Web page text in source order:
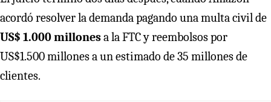
acordó resolver la demanda pagando una multa civil de
US$ 1.000 millonesa la FTC y reembolsos por
US$1.500 millones a un estimado de 35 millones de
clientes.